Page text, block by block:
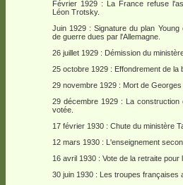
Février 1929 : La France refuse
Léon Trotsky.
Juin 1929 : Signature du plan
de guerre dues par l'Allemagne.
26 juillet 1929 : Démission du
25 octobre 1929 : Effondrement de la
29 novembre 1929 : Mort de
29 décembre 1929 : La construction
votée.
17 février 1930 : Chute du ministère
12 mars 1930 : L'enseignement
16 avril 1930 : Vote de la retraite pour
30 juin 1930 : Les troupes françaises